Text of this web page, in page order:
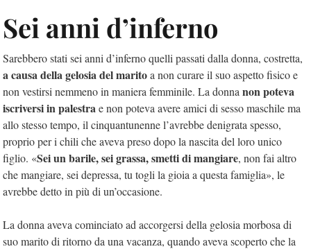
Sei anni d’inferno
Sarebbero stati sei anni d’inferno quelli passati dalla donna, costretta,
a causa della gelosia del maritoa non curare il suo aspetto fisico e
non vestirsi nemmeno in maniera femminile. La donna non poteva
iscriversi in palestrae non poteva avere amici di sesso maschile ma
allo stesso tempo, il cinquantunenne l’avrebbe denigrata spesso,
proprio per i chili che aveva preso dopo la nascita del loro unico
figlio. «Sei un barile, sei grassa, smetti di mangiare, non fai altro
che mangiare, sei depressa, tu togli la gioia a questa famiglia», le
avrebbe detto in più di un’occasione.
La donna aveva cominciato ad accorgersi della gelosia morbosa di
suo marito di ritorno da una vacanza, quando aveva scoperto che la